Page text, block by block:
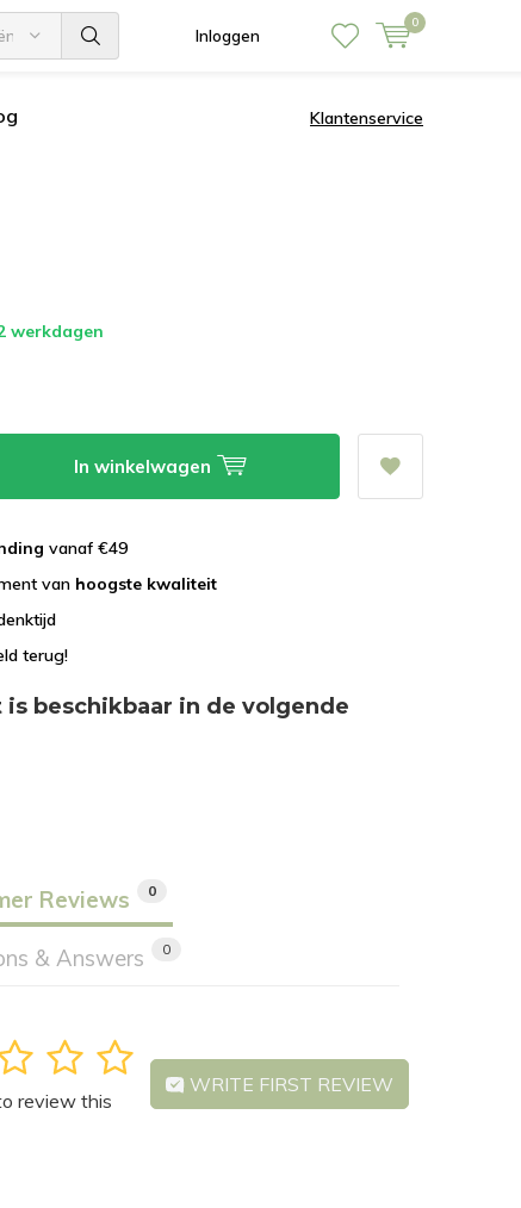
Inloggen
0
Klantenservice
werkdagen
In winkelwagen
vanaf €49
van hoogste kwaliteit
terug!
beschikbaar in de volgende
Reviews 0
& Answers 0
5
4
review this
WRITE FIRST REVIEW